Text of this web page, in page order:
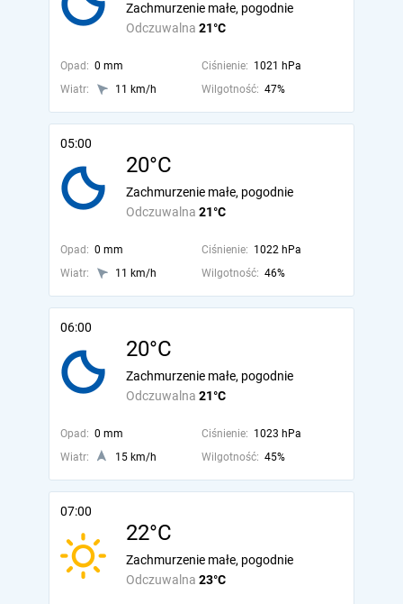
Odczuwalna 21°C
Zachmurzenie małe, pogodnie
Opad: 0 mm Ciśnienie: 1021 hPa
Wiatr:
11 km/h Wilgotność: 47%
05:00
20°C
Odczuwalna 21°C
Zachmurzenie małe, pogodnie
Opad: 0 mm Ciśnienie: 1022 hPa
Wiatr:
11 km/h Wilgotność: 46%
06:00
20°C
Odczuwalna 21°C
Zachmurzenie małe, pogodnie
Opad: 0 mm Ciśnienie: 1023 hPa
Wiatr:
15 km/h Wilgotność: 45%
07:00
22°C
Odczuwalna 23°C
Zachmurzenie małe, pogodnie